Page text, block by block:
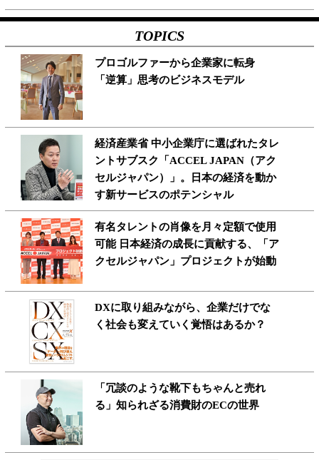
TOPICS
プロゴルファーから企業家に転身
「逆算」思考のビジネスモデル
経済産業省 中小企業庁に選ばれたタレ
ントサブスク「ACCEL JAPAN（アク
セルジャパン）」。日本の経済を動か
す新サービスのポテンシャル
有名タレントの肖像を月々定額で使用
可能 日本経済の成長に貢献する、「ア
クセルジャパン」プロジェクトが始動
DXに取り組みながら、企業だけでな
く社会も変えていく覚悟はあるか？
「冗談のような靴下もちゃんと売れ
る」知られざる消費財のECの世界